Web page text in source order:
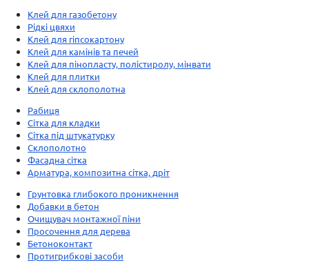
Клей для газобетону
Рідкі цвяхи
Клей для гіпсокартону
Клей для камінів та печей
Клей для пінопласту, полістиролу, мінвати
Клей для плитки
Клей для склополотна
Рабиця
Сітка для кладки
Сітка під штукатурку
Склополотно
Фасадна сітка
Арматура, композитна сітка, дріт
Грунтовка глибокого проникнення
Добавки в бетон
Очищувач монтажної піни
Просочення для дерева
Бетоноконтакт
Протигрибкові засоби